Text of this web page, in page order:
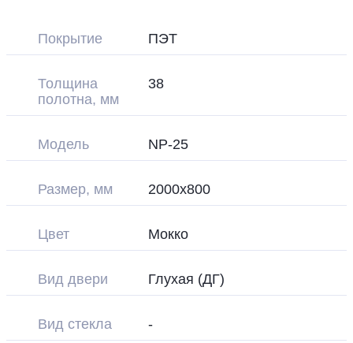
Покрытие ПЭТ
Толщина
полотна, мм
38
Модель NP-25
Размер, мм 2000х800
Цвет Мокко
Вид двери Глухая (ДГ)
Вид стекла -